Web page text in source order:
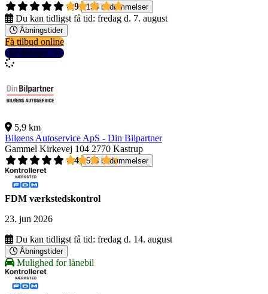
4,9
135 bedømmelser
Du kan tidligst få tid: fredag d. 7. august
Åbningstider
Få tilbud online
Se detaljer
5,9 km
Biløens Autoservice ApS - Din Bilpartner
Gammel Kirkevej 104 2770 Kastrup
4,4
518 bedømmelser
FDM værkstedskontrol
23. jun 2026
Du kan tidligst få tid: fredag d. 14. august
Åbningstider
Mulighed for lånebil